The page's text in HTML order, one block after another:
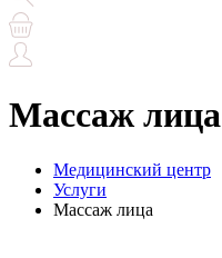
Массаж лица
Медицинский центр
Услуги
Массаж лица